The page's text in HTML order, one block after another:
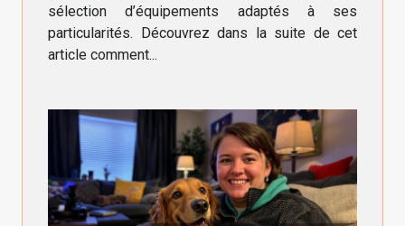
sélection d’équipements adaptés à ses
particularités. Découvrez dans la suite de cet
article comment...